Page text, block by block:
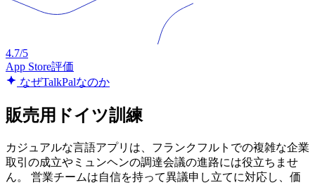
4.7/5
App Store評価
なぜTalkPalなのか
販売用ドイツ訓練
カジュアルな言語アプリは、フランクフルトでの複雑な企業
取引の成立やミュンヘンの調達会議の進路には役立ちませ
ん。 営業チームは自信を持って異議申し立てに対応し、価